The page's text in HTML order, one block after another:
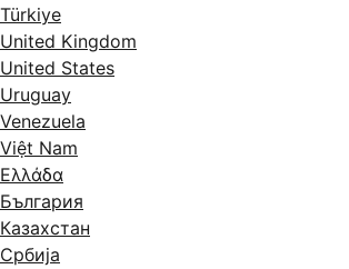
Türkiye
United Kingdom
United States
Uruguay
Venezuela
Việt Nam
Ελλάδα
България
Казахстан
Србија